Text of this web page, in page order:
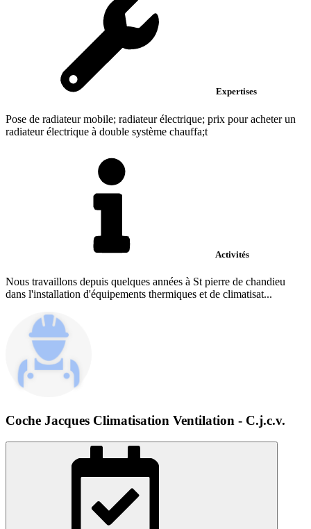
Expertises
Pose de radiateur mobile; radiateur électrique; prix pour acheter un
radiateur électrique à double système chauffa;t
Activités
Nous travaillons depuis quelques années à St pierre de chandieu
dans l'installation d'équipements thermiques et de climatisat...
Coche Jacques Climatisation Ventilation - C.j.c.v.